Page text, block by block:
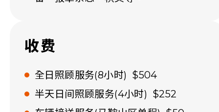
收费
全日照顾服务(8小时) $504
半天日间照顾服务(4小时) $252